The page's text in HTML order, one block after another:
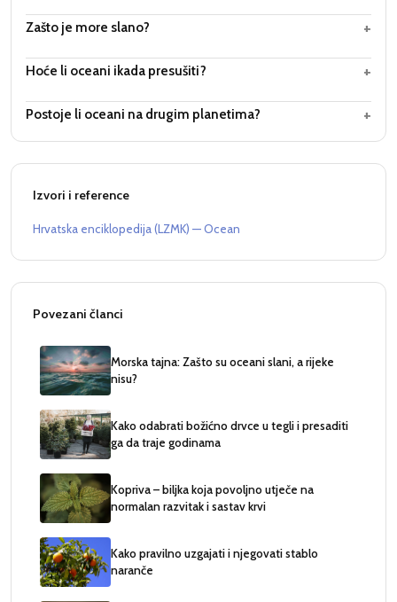
Zašto je more slano? +
Hoće li oceani ikada presušiti? +
Postoje li oceani na drugim planetima? +
Izvori i reference
Hrvatska enciklopedija (LZMK) — Ocean
Povezani članci
Morska tajna: Zašto su oceani slani, a rijeke
nisu?
Kako odabrati božićno drvce u tegli i presaditi
ga da traje godinama
Kopriva – biljka koja povoljno utječe na
normalan razvitak i sastav krvi
Kako pravilno uzgajati i njegovati stablo
naranče